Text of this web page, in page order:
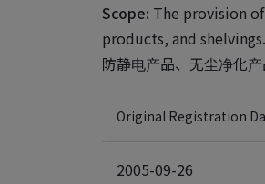
Scope: The provision
products, and
防静电产品、无尘净化
Original Registration
2005-09-26